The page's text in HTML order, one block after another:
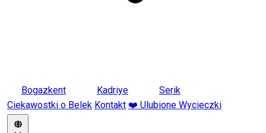
Bogazkent Kadriye
Serik
Ciekawostki o Belek Kontakt ❤️ Ulubione Wycieczki